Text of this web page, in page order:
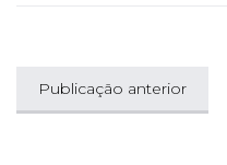
Publicação anterior